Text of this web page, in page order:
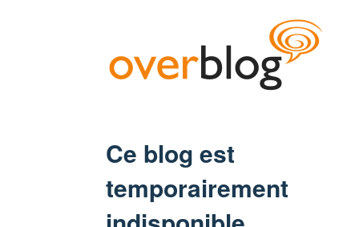
Ce blog est
temporairement